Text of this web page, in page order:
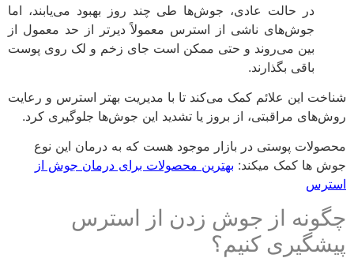
در حالت عادی، جوش‌ها طی چند روز بهبود می‌یابند، اما
جوش‌های ناشی از استرس معمولاً دیرتر از حد معمول از
بین می‌روند و حتی ممکن است جای زخم و لک روی پوست
باقی بگذارند.
این علائم کمک می‌کند تا با مدیریت بهتر استرس و رعایت
مراقبتی، از بروز یا تشدید این جوش‌ها جلوگیری کرد.
پوستی در بازار موجود هست که به درمان این نوع
ها کمک میکند:بهترین محصولات برای درمان جوش از
از جوش زدن از استرس
کنیم؟